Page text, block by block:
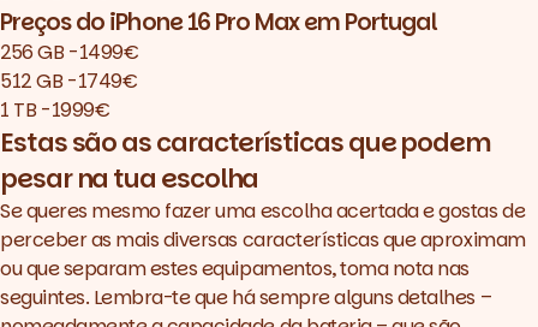
Preços do iPhone 16 Pro Max em Portugal
256 GB - 1499€
512 GB - 1749€
1 TB - 1999€
Estas são as características que podem
pesar na tua escolha
Se queres mesmo fazer uma escolha acertada e gostas de
perceber as mais diversas características que aproximam
ou que separam estes equipamentos, toma nota nas
seguintes. Lembra-te que há sempre alguns detalhes –